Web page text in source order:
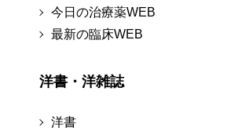
今日の治療薬WEB
最新の臨床WEB
洋書・洋雑誌
洋書